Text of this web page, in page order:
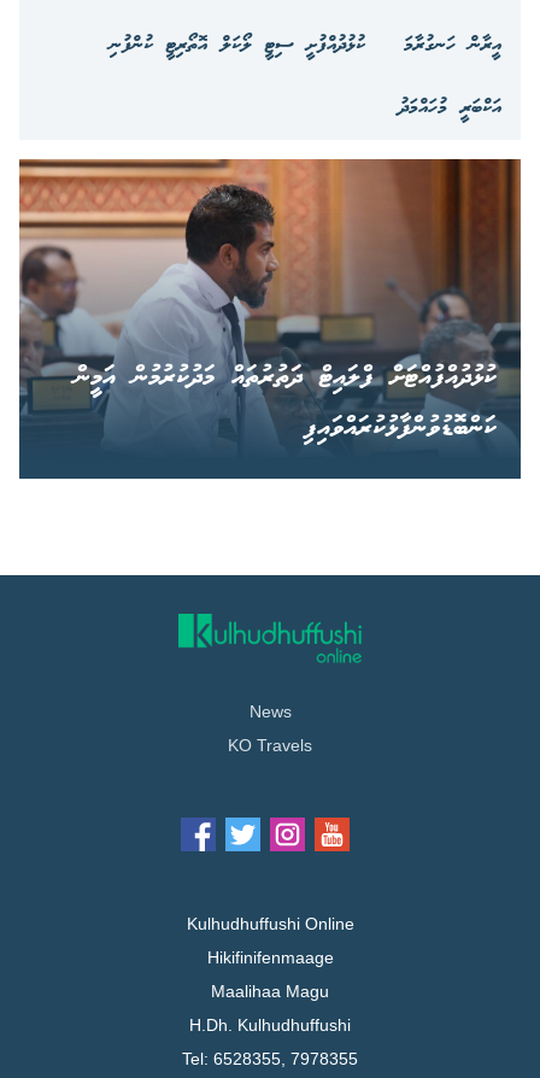
އީރާން ހަނގުރާމަ
ކުޅުދުއްފުށީ ސިޓީ ލޯކަލް އޮތޯރިޓީ ކުންފުނި
އަކްބަރީ މުހައްމަދު
ކުޅުދުއްފުއްޓަށް ފްލައިޓް ދަތުރުތައް މަދުކުރުމުން އަމީން
ކަންބޮޑުވުންފާޅުކުރައްވައިފި
News
KO Travels
Kulhudhuffushi Online
Hikifinifenmaage
Maalihaa Magu
H.Dh. Kulhudhuffushi
Tel: 6528355, 7978355